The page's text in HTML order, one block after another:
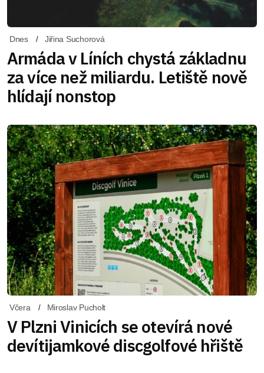
Dnes Jiřina Suchorová
Armáda v Líních chystá základnu
za více než miliardu. Letiště nově
hlídají nonstop
Včera Miroslav Pucholt
V Plzni Vinicích se otevírá nové
devítijamkové discgolfové hřiště